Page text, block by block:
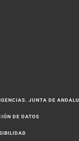
JUNTA DE
DE DATOS